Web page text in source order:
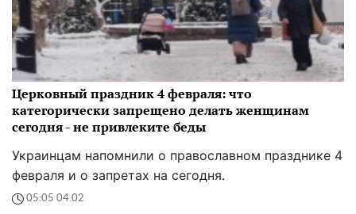
Церковный праздник 4 февраля: что
категорически запрещено делать женщинам
сегодня - не привлеките беды
Украинцам напомнили о православном празднике 4
февраля и о запретах на сегодня.
05:05 04.02